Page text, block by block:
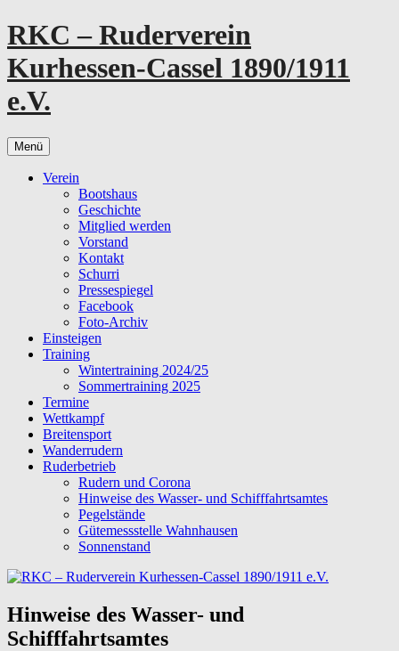
Zum
Inhalt
springen
RKC – Ruderverein
Kurhessen-Cassel 1890/1911
e.V.
Menü
Verein
Bootshaus
Geschichte
Mitglied werden
Vorstand
Kontakt
Schurri
Pressespiegel
Facebook
Foto-Archiv
Einsteigen
Training
Wintertraining 2024/25
Sommertraining 2025
Termine
Wettkampf
Breitensport
Wanderrudern
Ruderbetrieb
Rudern und Corona
Hinweise des Wasser- und Schifffahrtsamtes
Pegelstände
Gütemessstelle Wahnhausen
Sonnenstand
Hinweise des Wasser- und
Schifffahrtsamtes